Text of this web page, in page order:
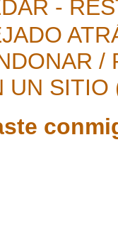
-
/
UN